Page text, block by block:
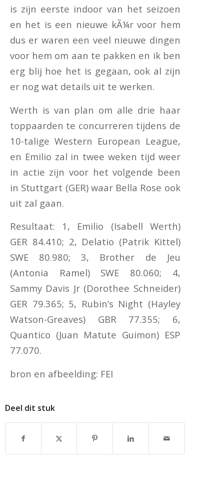
is zijn eerste indoor van het seizoen
en het is een nieuwe kÃ¼r voor hem
dus er waren een veel nieuwe dingen
voor hem om aan te pakken en ik ben
erg blij hoe het is gegaan, ook al zijn
er nog wat details uit te werken.
Werth is van plan om alle drie haar
toppaarden te concurreren tijdens de
10-talige Western European League,
en Emilio zal in twee weken tijd weer
in actie zijn voor het volgende been
in Stuttgart (GER) waar Bella Rose ook
uit zal gaan.
Resultaat: 1, Emilio (Isabell Werth)
GER 84.410; 2, Delatio (Patrik Kittel)
SWE 80.980; 3, Brother de Jeu
(Antonia Ramel) SWE 80.060; 4,
Sammy Davis Jr (Dorothee Schneider)
GER 79.365; 5, Rubin’s Night (Hayley
Watson-Greaves) GBR 77.355; 6,
Quantico (Juan Matute Guimon) ESP
77.070.
bron en afbeelding: FEI
Deel dit stuk